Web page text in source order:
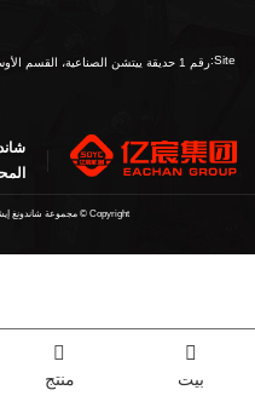
Site:
رقم 1 حديقة ييتشن الصناعية، القسم
Copyright © مجموعة شاندونغ
بيت منتج